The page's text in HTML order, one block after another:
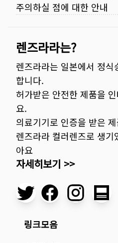
주의하실 점에 대한 안내
렌즈라라는?
렌즈라라는 일본에서 정
합니다.
허가받은 안전한 제품을
요.
의료기기로 인증을 받은
렌즈라라 컬러렌즈로 생
아요
자세히보기 >>
링크모음